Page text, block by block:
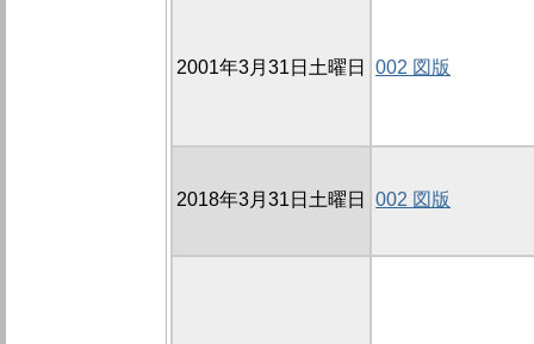
2001年3月31日土曜日 002 図版
2018年3月31日土曜日 002 図版